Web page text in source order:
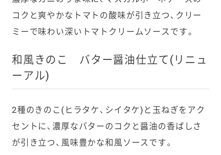
コクと爽やかなトマトの酸味が引き立つ、クリー
ミーで味わい深いトマトクリームソースです。
和風きのこ バター醤油仕立て(リニュ
ーアル)
2種のきのこ(ヒラタケ、シイタケ)と玉ねぎをアク
セントに、濃厚なバターのコクと醤油の香ばしさ
が引き立つ、風味豊かな和風ソースです。